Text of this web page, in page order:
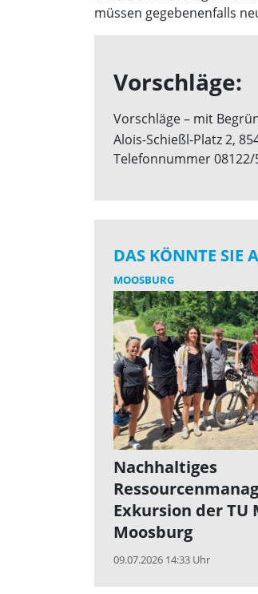
müssen gegebenenfalls
Vorschläge:
Vorschläge – mit
Alois-Schießl-Platz 2,
Telefonnummer 08122/
DAS KÖNNTE SIE
MOOSBURG
Nachhaltiges
Exkursion der TU
Moosburg
09.07.2026 14:33 Uhr